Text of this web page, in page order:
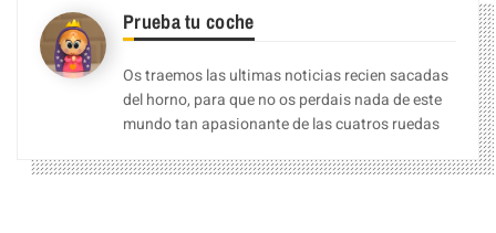
Prueba tu coche
Os traemos las ultimas noticias recien sacadas
del horno, para que no os perdais nada de este
mundo tan apasionante de las cuatros ruedas